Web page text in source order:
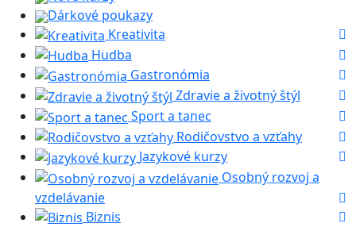
Dárkové poukazy
Kreativita
Hudba
Gastronómia
Zdravie a životný štýl
Sport a tanec
Rodičovstvo a vzťahy
Jazykové kurzy
Osobný rozvoj a
vzdelávanie
Biznis